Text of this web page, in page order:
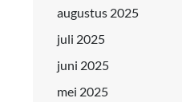
augustus 2025
juli 2025
juni 2025
mei 2025